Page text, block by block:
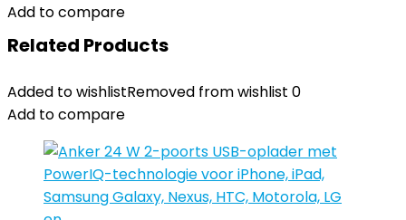
Add to compare
Related Products
Added to wishlistRemoved from wishlist 0
Add to compare